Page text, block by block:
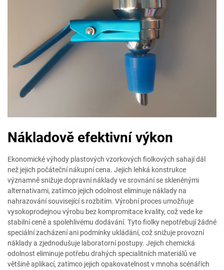
Nákladově efektivní výkon
Ekonomické výhody plastových vzorkových fiolkových sahají dál
než jejich počáteční nákupní cena. Jejich lehká konstrukce
významně snižuje dopravní náklady ve srovnání se skleněnými
alternativami, zatímco jejich odolnost eliminuje náklady na
nahrazování související s rozbitím. Výrobní proces umožňuje
vysokoprodejnou výrobu bez kompromitace kvality, což vede ke
stabilní ceně a spolehlivému dodávání. Tyto fiolky nepotřebují žádné
speciální zacházení ani podmínky ukládání, což snižuje provozní
náklady a zjednodušuje laboratorní postupy. Jejich chemická
odolnost eliminuje potřebu drahých specialitních materiálů ve
většině aplikací, zatímco jejich opakovatelnost v mnoha scénářích